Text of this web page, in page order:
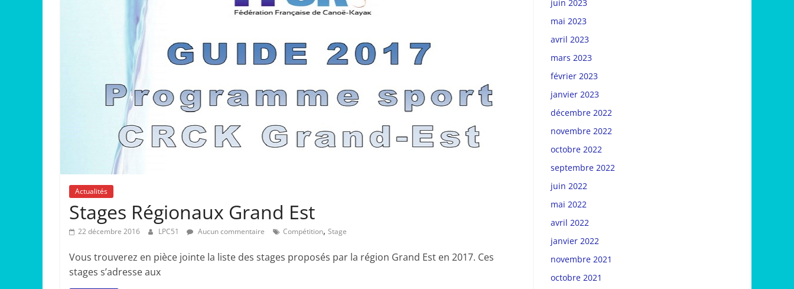
Actualités
Stages Régionaux Grand Est
22 décembre 2016 LPC51 Aucun commentaire Compétition, Stage
Vous trouverez en pièce jointe la liste des stages proposés par la région Grand Est en 2017. Ces
stages s’adresse aux
juin 2023
mai 2023
avril 2023
mars 2023
février 2023
janvier 2023
décembre 2022
novembre 2022
octobre 2022
septembre 2022
juin 2022
mai 2022
avril 2022
janvier 2022
novembre 2021
octobre 2021